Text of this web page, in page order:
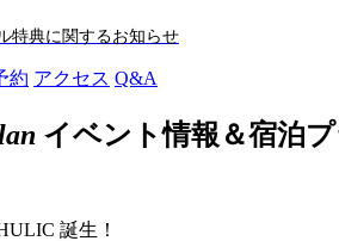
特典に関するお知らせ
約 アクセス Q&A
イベント情報＆宿泊
誕生！